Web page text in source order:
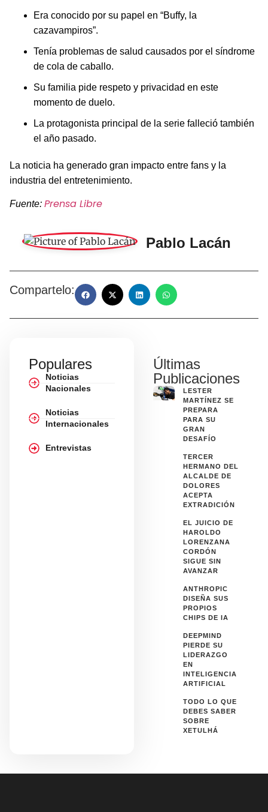
Era conocido por su papel en “Buffy, la
cazavampiros”.
Tenía problemas de salud causados por el síndrome
de cola de caballo.
Su familia pide respeto y privacidad en este
momento de duelo.
La protagonista principal de la serie falleció también
el año pasado.
La noticia ha generado gran impacto entre fans y la
industria del entretenimiento.
Fuente: Prensa Libre
Pablo Lacán
Compartelo:
Populares
Noticias
Nacionales
Noticias
Internacionales
Entrevistas
Últimas
Publicaciones
LESTER
MARTÍNEZ SE
PREPARA
PARA SU
GRAN
DESAFÍO
TERCER
HERMANO DEL
ALCALDE DE
DOLORES
ACEPTA
EXTRADICIÓN
EL JUICIO DE
HAROLDO
LORENZANA
CORDÓN
SIGUE SIN
AVANZAR
ANTHROPIC
DISEÑA SUS
PROPIOS
CHIPS DE IA
DEEPMIND
PIERDE SU
LIDERAZGO
EN
INTELIGENCIA
ARTIFICIAL
TODO LO QUE
DEBES SABER
SOBRE
XETULHÁ